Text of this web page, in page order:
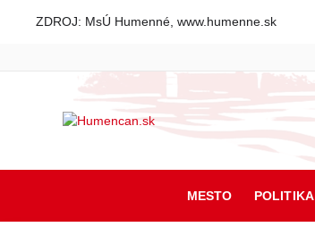
ZDROJ: MsÚ Humenné, www.humenne.sk
MESTO POLITIKA